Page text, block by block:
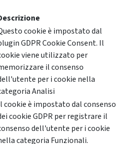
cookie è impostato dal
GDPR Cookie Consent. Il
viene utilizzato per
il consenso
per i cookie nella
Analisi
cookie è impostato dal consenso
cookie GDPR per registrare il
dell'utente per i cookie
categoria Funzionali.